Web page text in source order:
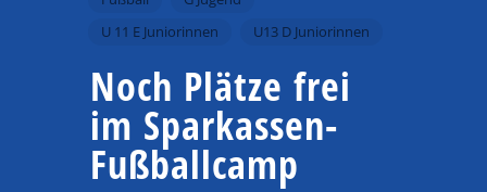
U 11 E Juniorinnen
U13 D Juniorinnen
Noch Plätze frei
im Sparkassen-
Fußballcamp